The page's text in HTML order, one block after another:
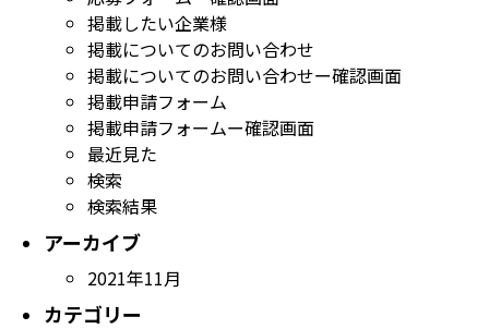
掲載したい企業様
掲載についてのお問い合わせ
掲載についてのお問い合わせー確認画面
掲載申請フォーム
掲載申請フォームー確認画面
最近見た
検索
検索結果
アーカイブ
2021年11月
カテゴリー